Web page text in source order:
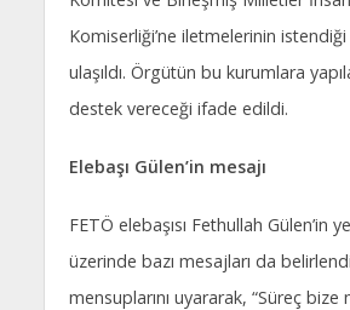
Komiserliği’ne iletmelerinin
ulaşıldı. Örgütün bu kurumlara
destek vereceği ifade edildi.
Elebaşı Gülen’in mesajı
FETÖ elebaşısı Fethullah Gülen’in
üzerinde bazı mesajları da
mensuplarını uyararak, “Süreç bize